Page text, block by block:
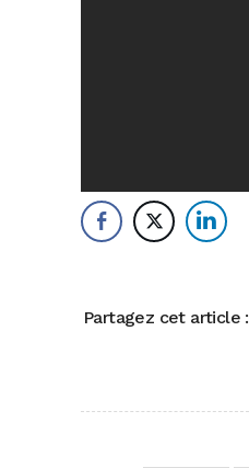
Partagez cet article :